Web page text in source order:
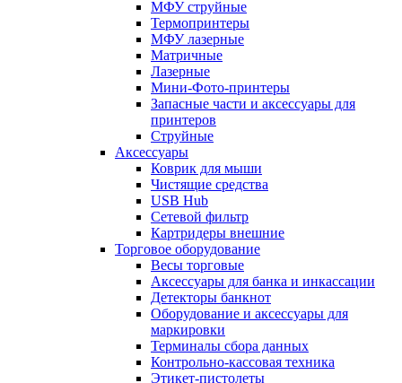
МФУ струйные
Термопринтеры
МФУ лазерные
Матричные
Лазерные
Мини-Фото-принтеры
Запасные части и аксессуары для
принтеров
Струйные
Аксессуары
Коврик для мыши
Чистящие средства
USB Hub
Сетевой фильтр
Картридеры внешние
Торговое оборудование
Весы торговые
Аксессуары для банка и инкассации
Детекторы банкнот
Оборудование и аксессуары для
маркировки
Терминалы сбора данных
Контрольно-кассовая техника
Этикет-пистолеты